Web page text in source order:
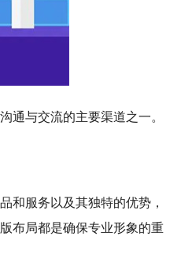
通与交流的主要渠道之一。
和服务以及其独特的优势，
布局都是确保专业形象的重